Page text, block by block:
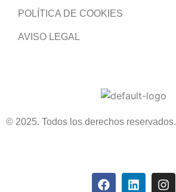
POLÍTICA DE COOKIES
AVISO LEGAL
© 2025. Todos los derechos reservados.